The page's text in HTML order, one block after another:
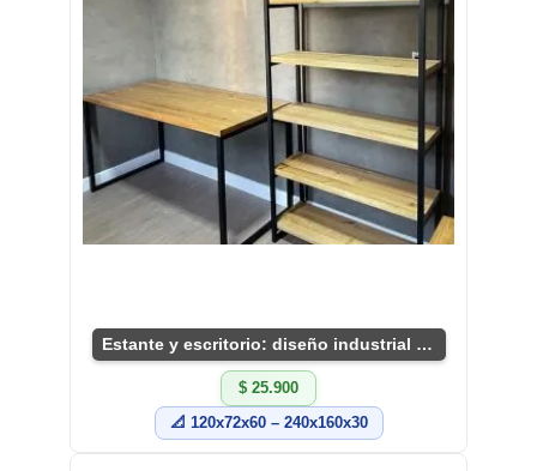
Estante y escritorio: diseño industrial único
$ 25.900
📐 120x72x60 – 240x160x30